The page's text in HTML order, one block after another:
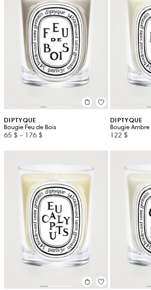
DIPTYQUE
Bougie Feu de Bois
65 $ - 176 $
DIPTYQUE
Bougie Ambre
122 $